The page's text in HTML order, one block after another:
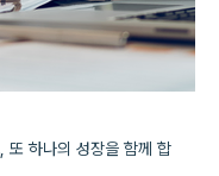
또 하나의 성장을 함께 합